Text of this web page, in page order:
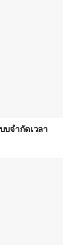
จำกัดเวลา